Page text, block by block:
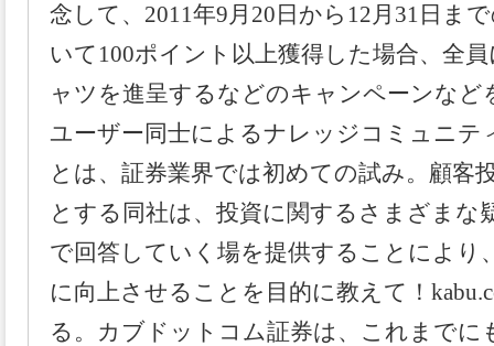
念して、2011年9月20日から12月31日ま
いて100ポイント以上獲得した場合、全
ャツを進呈するなどのキャンペーンなど
ユーザー同士によるナレッジコミュニテ
とは、証券業界では初めての試み。顧客
とする同社は、投資に関するさまざまな
で回答していく場を提供することにより
に向上させることを目的に教えて！
る。カブドットコム証券は、これまでに